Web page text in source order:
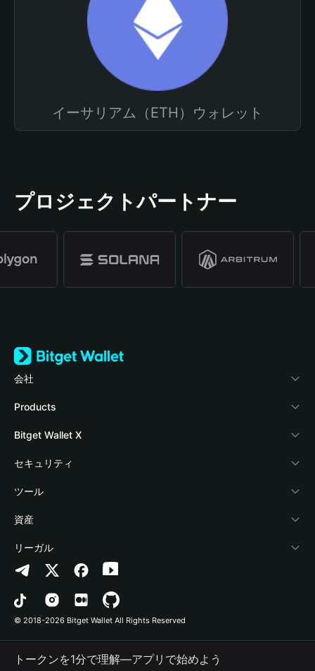
イーサリアム（ETH）ウォレット
プロジェクトパートナー
会社
Bitget Walletについて
ブログ
アカデミー
暗号資産ニュース
Help Center
お問い合わせ
ブランドリソース
キャリア
Products
Crypto Card
Stablecoin Earn
Payfi Crypto
Crypto Swap API
Altcoin Season Index
Prediction Markets
DApp
RWA
Bitget Wallet X
デベロッパー
ウォレットを接続
Bitget Wallet Pay
プロジェクトを掲載
セキュリティ
保護基金
セキュリティ技術
ツール
暗号資産を購入
認証検出
コントラクト検出
一括送金
資産
Arbitrum
Avalanche
Bitcoin
Polygon
リーガル
プライバシーポリシー
利用規約
© 2018-2026 Bitget Wallet All Rights Reserved
トークンを1分で理解―アプリで始めよう